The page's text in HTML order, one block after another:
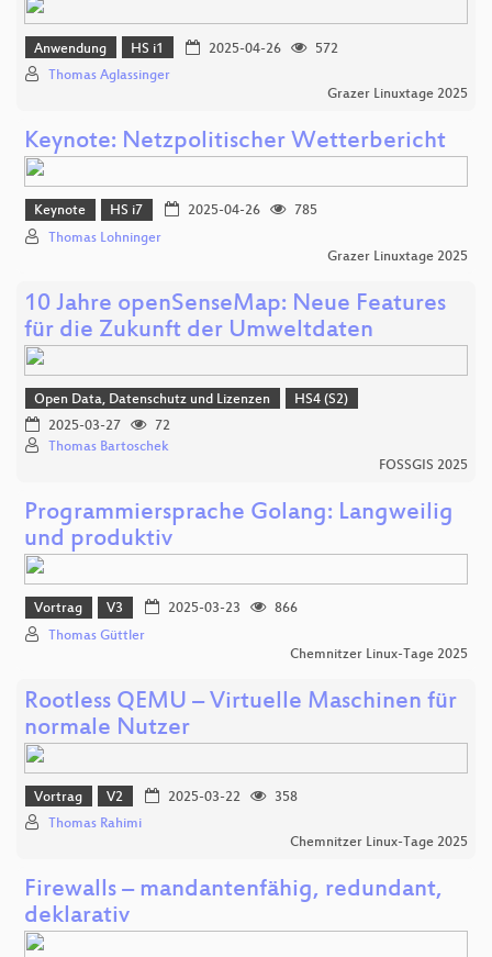
Anwendung HS i1 2025-04-26
572
Thomas Aglassinger
Grazer Linuxtage 2025
Keynote: Netzpolitischer Wetterbericht
Keynote HS i7 2025-04-26
785
Thomas Lohninger
Grazer Linuxtage 2025
10 Jahre openSenseMap: Neue Features
für die Zukunft der Umweltdaten
Open Data, Datenschutz und Lizenzen
HS4 (S2)
2025-03-27
72
Thomas Bartoschek
FOSSGIS 2025
Programmiersprache Golang: Langweilig
und produktiv
Vortrag V3 2025-03-23
866
Thomas Güttler
Chemnitzer Linux-Tage 2025
Rootless QEMU – Virtuelle Maschinen für
normale Nutzer
Vortrag V2 2025-03-22
358
Thomas Rahimi
Chemnitzer Linux-Tage 2025
Firewalls – mandantenfähig, redundant,
deklarativ